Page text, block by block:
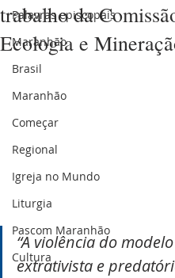
Palavras episcopais
Maranhão
Brasil
Maranhão
Começar
Regional
Igreja no Mundo
Liturgia
Pascom Maranhão
Cultura
trabalho da
Ecologia e
“A violência do modelo
extrativista e